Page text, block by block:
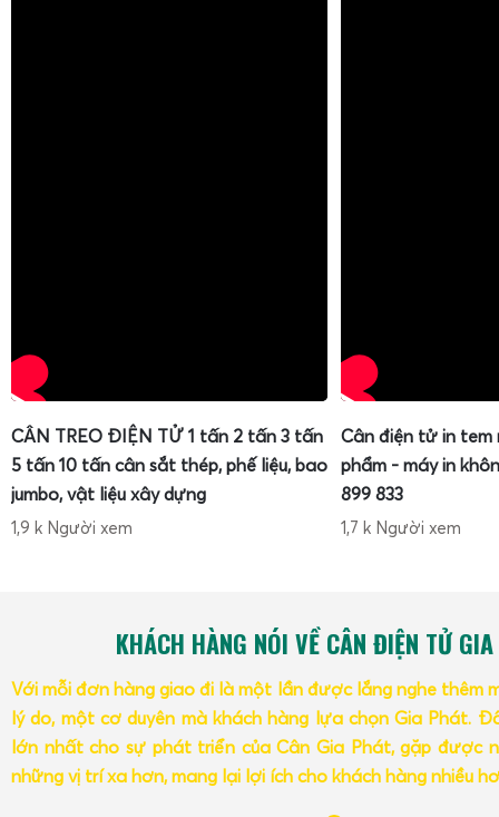
CÂN TREO ĐIỆN TỬ 1 tấn 2 tấn 3 tấn
5 tấn 10 tấn cân sắt thép, phế liệu, bao
jumbo, vật liệu xây dựng
1,9 k Người xem
Cân điện tử in tem
phẩm - máy in
899 833
1,7 k Người xem
KHÁCH HÀNG NÓI VỀ CÂN ĐIỆN TỬ
Với mỗi đơn hàng giao đi là một lần được lắng nghe thêm
lý do, một cơ duyên mà khách hàng lựa chọn Gia Phát.
lớn nhất cho sự phát triển của Cân Gia Phát, gặp được
những vị trí xa hơn, mang lại lợi ích cho khách hàng nhiều